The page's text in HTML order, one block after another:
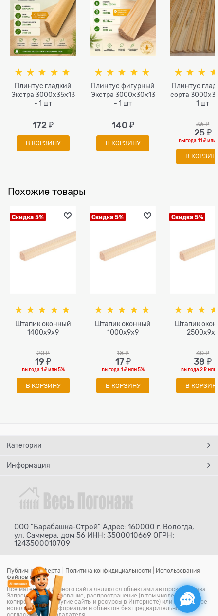
Плинтус гладкий
Экстра 3000x35x13
- 1 шт
172 ₽
В КОРЗИНУ
Плинтус фигурный
Экстра 3000x30x13
- 1 шт
140 ₽
В КОРЗИНУ
Плинтус
сорта
1 шт
36 ₽
25 ₽
выгода 11 ₽или
В
Похожие товары
Скидка 5%
Штапик оконный
1400x9x9
20 ₽
19 ₽
выгода 1 ₽или5%
В КОРЗИНУ
Скидка 5%
Штапик оконный
1000x9x9
18 ₽
17 ₽
выгода 1 ₽или5%
В КОРЗИНУ
Скидка 5%
Штапик
40 ₽
38 ₽
выгода2 ₽или
В
Категории
Информация
ООО "Барабашка-Строй" Адрес: 160000 г. Вологда,
ул. Саммера, дом 56 ИНН: 3500010669 ОГРН:
1243500010709
Публичная оферта Политика конфидициальности
Использования
файлов cookie
Все материалы данного сайта являются объектами авторского права.
Запрещается копирование, распространение (в том числе путем
копирования на другие сайты и ресурсы в Интернете) или любое иное
использование информации и объектов без предварительного
согласия правообладателя.